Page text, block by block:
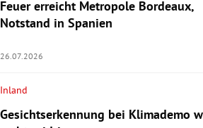
Feuer erreicht Metropole Bordeaux,
Notstand in Spanien
26.07.2026
Inland
Gesichtserkennung bei Klimademo